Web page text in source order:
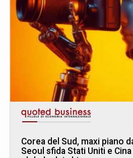
Corea del Sud, maxi piano
Seoul sfida Stati Uniti e